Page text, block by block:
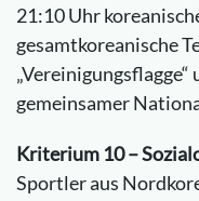
21:10 Uhr
gesamtkoreanische
gemeinsamer
Kriterium 10 –
Sportler aus